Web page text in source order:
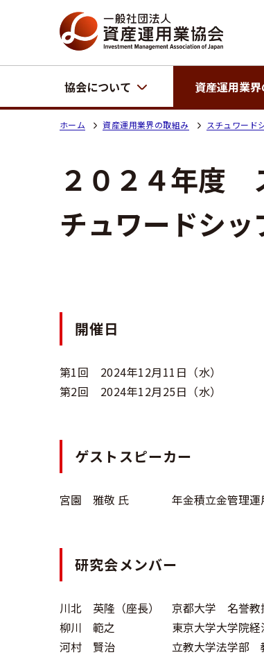
協会について 資産運用業
ホーム 資産運用業界の取組み スチュワード
２０２４年度
チュワードシッ
開催日
第1回 2024年12月11日（水）
第2回 2024年12月25日（水）
ゲストスピーカー
宮園 雅敬 氏 年金積立金管理
研究会メンバー
川北 英隆（座長）
京都大学 名誉教
柳川 範之
東京大学大学院
河村 賢治
立教大学法学部